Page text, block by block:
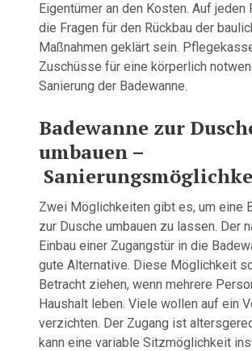
Eigentümer an den Kosten. Auf jeden
die Fragen für den Rückbau der
Maßnahmen geklärt sein.
Zuschüsse für eine körperlich
Sanierung der Badewanne.
Badewanne zur
umbauen –
Zwei Möglichkeiten gibt es, um eine
zur Dusche umbauen zu lassen. Der
Einbau einer Zugangstür in die
gute Alternative. Diese Möglichkeit
Betracht ziehen, wenn mehrere
Haushalt leben. Viele wollen auf ein
verzichten. Der Zugang ist
kann eine variable Sitzmöglichkeit